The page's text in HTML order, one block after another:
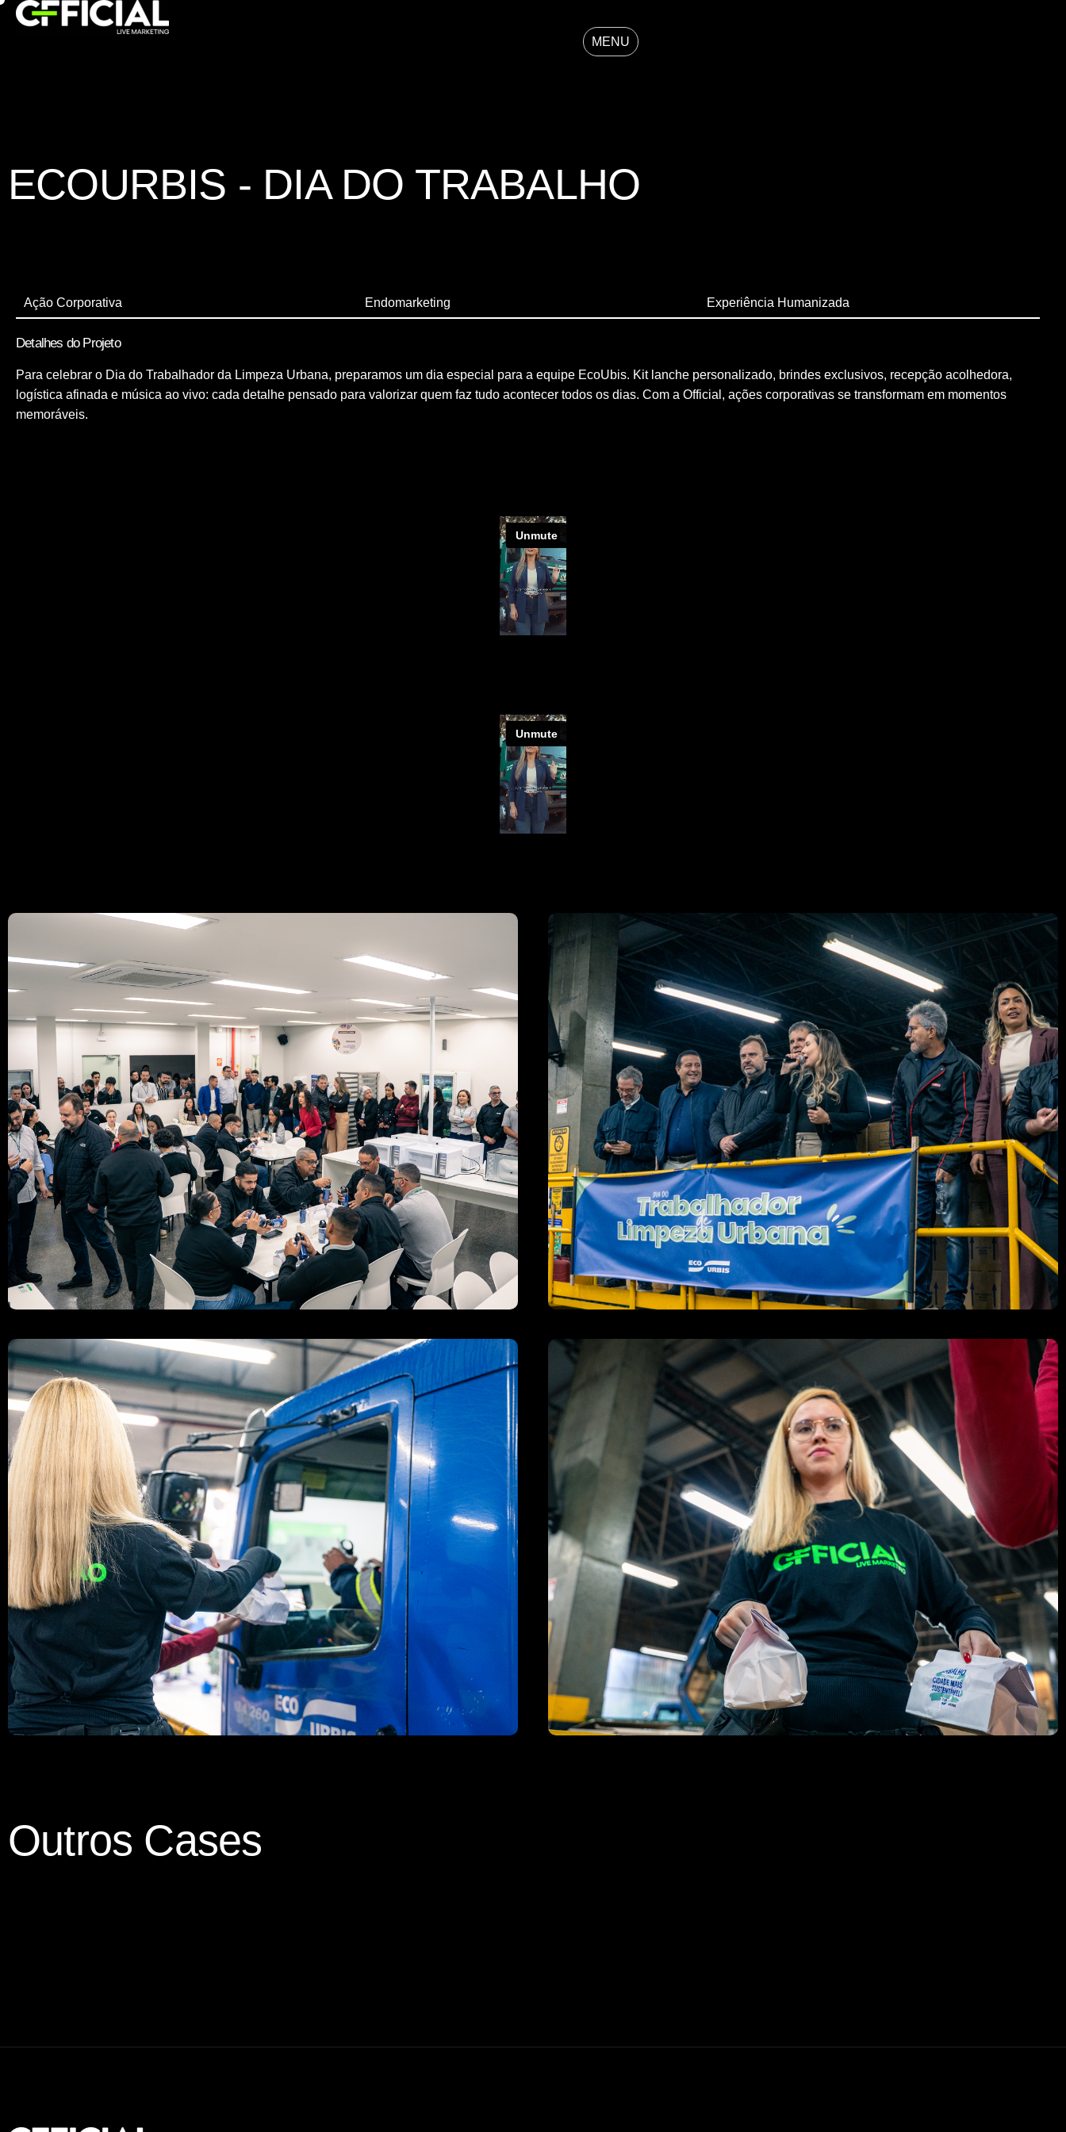
MENU
ECOURBIS - DIA DO TRABALHO
Ação Corporativa Endomarketing Experiência Humanizada
Detalhes do Projeto
Para celebrar o Dia do Trabalhador da Limpeza Urbana, preparamos um dia especial para a equipe EcoUbis. Kit lanche personalizado, brindes exclusivos, recepção acolhedora,
logística afinada e música ao vivo: cada detalhe pensado para valorizar quem faz tudo acontecer todos os dias. Com a Official, ações corporativas se transformam em momentos
memoráveis.
Outros Cases